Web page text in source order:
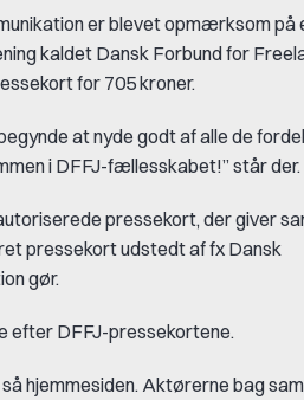
er blevet opmærksom på
kaldet Dansk Forbund for
for 705 kroner.
at nyde godt af alle de
i DFFJ-fællesskabet!” står der.
pressekort, der giver
pressekort udstedt af fx Dansk
gør.
efter DFFJ-pressekortene.
hjemmesiden. Aktørerne bag